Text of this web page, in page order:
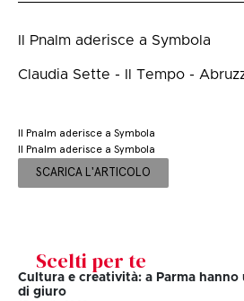
Il Pnalm aderisce a Symbola
Claudia Sette - Il Tempo -
Il Pnalm aderisce a Symbola
Il Pnalm aderisce a Symbola
SCARICA L'ARTICOLO
Scelti per te
Cultura e creatività: a Parma hanno
di giuro